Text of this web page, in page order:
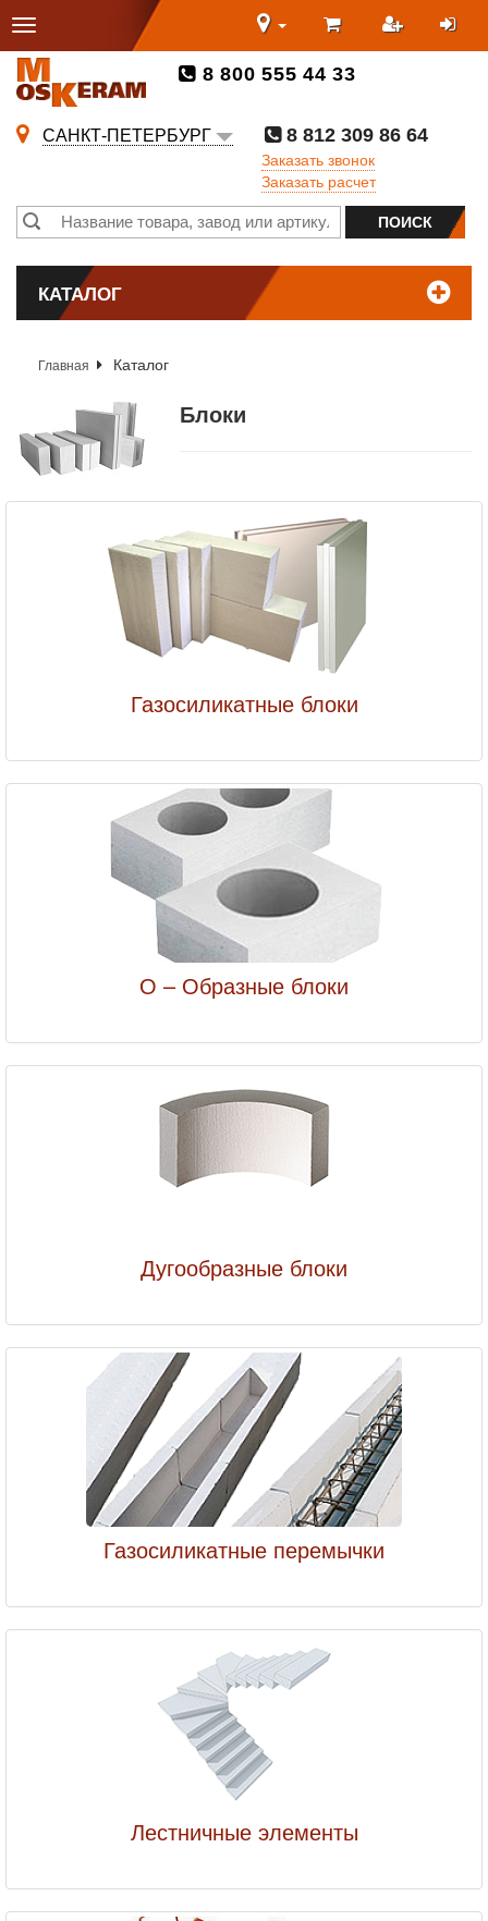
8 800 555 44 33
САНКТ-ПЕТЕРБУРГ
8 812 309 86 64
Заказать звонок
Заказать расчет
КАТАЛОГ
Главная Каталог
Блоки
Газосиликатные блоки
О – Образные блоки
Дугообразные блоки
Газосиликатные перемычки
Лестничные элементы